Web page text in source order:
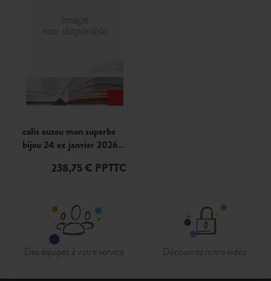
colis auzou mon superbe
bijou 24 ex janvier 2026
238,75 € PPTTC
Des équipes à votre service Découvrez notre vidéo